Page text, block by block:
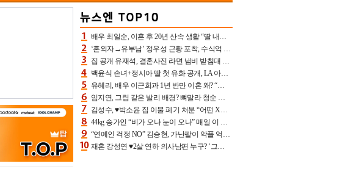
배우 최일순, 이혼 후 20년 산속 생활 “딸 내가 버렸다고 원망‥맘 아파”(특종)[어제TV]
‘혼외자→유부남’ 정우성 근황 포착, 수식억 해킹 피해 후배 만났다 “존경하는”
집 공개 유재석, 결혼사진 라면 냄비 받침대 되고 분노‥가족사진도 피해(놀뭐)[어제TV]
백윤식 손녀+정시아 딸 첫 유화 공개, LA 아트쇼→서울국제조각페스타 작가다운 수준급 실력
유혜리, 배우 이근희과 1년 반만 이혼 왜? “식칼 꽂고 의자 던져” 충격 폭로(특종)[어제TV]
임지연, 그림 같은 발리 배경? 뼈말라 청순 비키니 핏에 상대 안 되네
김성수, ♥박소윤 집 이불 폐기 처분 “어떤 X이랑 썼을지 몰라” 질투(신랑수업2)[어제TV]
44kg 송가인 “비가 오나 눈이 오나” 매일 이 운동, 허벅지 근육량 상승+체지방 감소
“연예인 걱정 NO” 김승현, 가난팔이 악플 억울할만‥아내+딸과 日 여행
재혼 강성연 ♥2살 연하 의사남편 누구? ‘그알’ 자문의에 훈남 비주얼 초엘리트 스펙 [종합]